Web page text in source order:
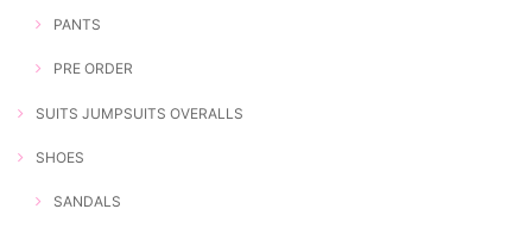
PANTS
PRE ORDER
SUITS JUMPSUITS OVERALLS
SHOES
SANDALS